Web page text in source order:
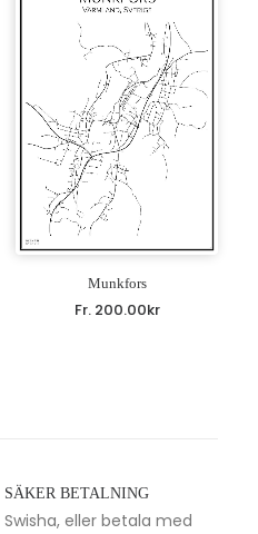
Munkfors
Fr. 200.00kr
SÄKER BETALNING
Swisha, eller betala med